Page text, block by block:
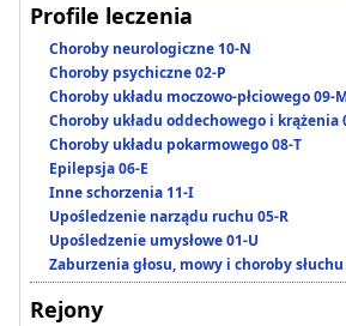
Profile leczenia
Choroby neurologiczne 10-N
Choroby psychiczne 02-P
Choroby układu moczowo-płciowego 09-
Choroby układu oddechowego i krążenia
Choroby układu pokarmowego 08-T
Epilepsja 06-E
Inne schorzenia 11-I
Upośledzenie narządu ruchu 05-R
Upośledzenie umysłowe 01-U
Zaburzenia głosu, mowy i choroby słuchu
Rejony